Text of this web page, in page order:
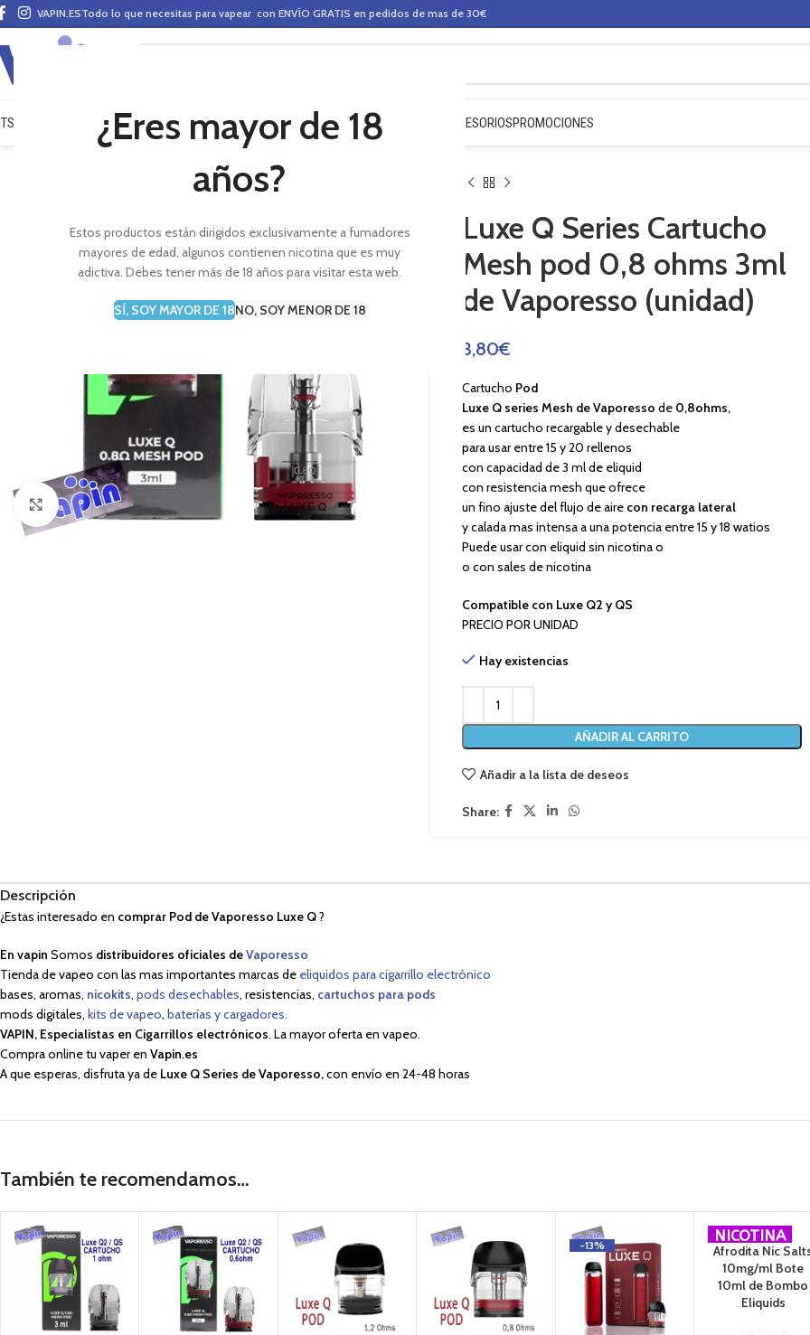
¿Eres mayor de 18
años?
Estos productos están dirigidos exclusivamente a fumadores
mayores de edad, algunos contienen nicotina que es muy
adictiva. Debes tener más de 18 años para visitar esta web.
SÍ, SOY MAYOR DE 18NO, SOY MENOR DE 18
VAPIN.ESTodo lo que necesitas para vapear con ENVÍO GRATIS en pedidos de mas de 30€
VAPEO MODS CLAROMIZADORES BASES Y AROMAS (ALQUIMIA) ACCESORIOSPROMOCIONES
Haga Click para agrandar
Luxe Q Series Cartucho
Mesh pod 0,8 ohms 3ml
de Vaporesso (unidad)
3,80€
Cartucho Pod
Luxe Q series Mesh de Vaporesso de 0,8ohms,
es un cartucho recargable y desechable
para usar entre 15 y 20 rellenos
con capacidad de 3 ml de eliquid
con resistencia mesh que ofrece
un fino ajuste del flujo de aire con recarga lateral
y calada mas intensa a una potencia entre 15 y 18 watios
Puede usar con eliquid sin nicotina o
o con sales de nicotina
Compatible con Luxe Q2 y QS
PRECIO POR UNIDAD
Hay existencias
AÑADIR AL CARRITO
Añadir a la lista de deseos
Share:
Descripción
¿Estas interesado en comprar Pod de Vaporesso Luxe Q?
En vapin Somos distribuidores oficiales deVaporesso
Tienda de vapeo con las mas importantes marcas de eliquidos para cigarrillo electrónico
bases, aromas, nicokits, pods desechables, resistencias, cartuchos para pods
mods digitales, kits de vapeo, baterías y cargadores.
VAPIN, Especialistas en Cigarrillos electrónicos. La mayor oferta en vapeo.
Compra online tu vaper en Vapin.es
A que esperas, disfruta ya de Luxe Q Series de Vaporesso,con envío en 24-48 horas
También te recomendamos…
-13%
SALES de